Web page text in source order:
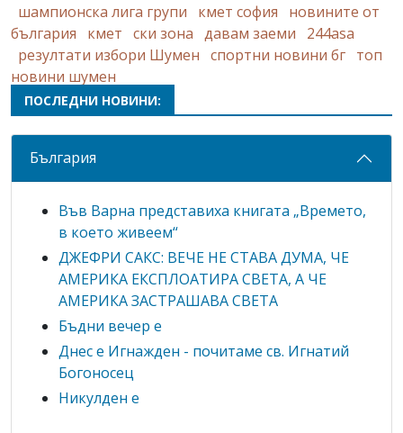
шампионска лига групи кмет софия
новините от
българия
кмет ски зона давам заеми
244asa
резултати избори Шумен спортни новини бг топ
новини шумен
ПОСЛЕДНИ НОВИНИ:
България
Във Варна представиха книгата „Времето,
в което живеем“
ДЖЕФРИ САКС: ВЕЧЕ НЕ СТАВА ДУМА, ЧЕ
АМЕРИКА ЕКСПЛОАТИРА СВЕТА, А ЧЕ
АМЕРИКА ЗАСТРАШАВА СВЕТА
Бъдни вечер е
Днес е Игнажден - почитаме св. Игнатий
Богоносец
Никулден е